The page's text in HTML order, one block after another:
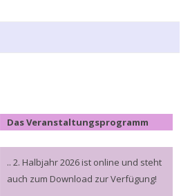
Das Veranstaltungsprogramm
.. 2. Halbjahr 2026 ist online und steht
auch zum Download zur Verfügung!